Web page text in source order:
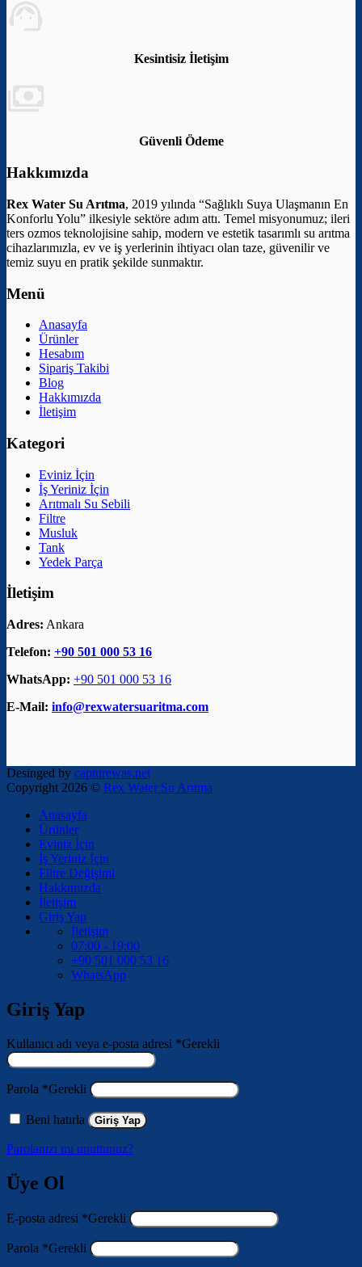
Kesintisiz İletişim
Güvenli Ödeme
Hakkımızda
Rex Water Su Arıtma, 2019 yılında “Sağlıklı Suya Ulaşmanın En
Konforlu Yolu” ilkesiyle sektöre adım attı. Temel misyonumuz; ileri
ters ozmos teknolojisine sahip, modern ve estetik tasarımlı su arıtma
cihazlarımızla, ev ve iş yerlerinin ihtiyacı olan taze, güvenilir ve
temiz suyu en pratik şekilde sunmaktır.
Menü
Anasayfa
Ürünler
Hesabım
Sipariş Takibi
Blog
Hakkımızda
İletişim
Kategori
Eviniz İçin
İş Yeriniz İçin
Arıtmalı Su Sebili
Filtre
Musluk
Tank
Yedek Parça
İletişim
Adres: Ankara
Telefon: +90 501 000 53 16
WhatsApp: +90 501 000 53 16
E-Mail: info@rexwatersuaritma.com
Desinged by capturewas.net
Copyright 2026 © Rex Water Su Arıtma
Anasayfa
Ürünler
Eviniz İçin
İş Yeriniz İçin
Filtre Değişimi
Hakkımızda
İletişim
Giriş Yap
İletişim
07:00 - 19:00
+90 501 000 53 16
WhatsApp
Giriş Yap
Kullanıcı adı veya e-posta adresi *Gerekli
Parola *Gerekli
Beni hatırla Giriş Yap
Parolanızı mı unuttunuz?
Üye Ol
E-posta adresi *Gerekli
Parola *Gerekli